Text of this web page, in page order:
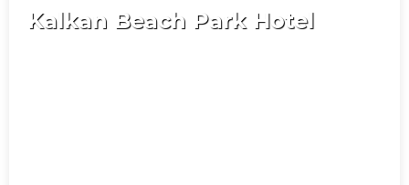
Kalkan Beach Park Hotel